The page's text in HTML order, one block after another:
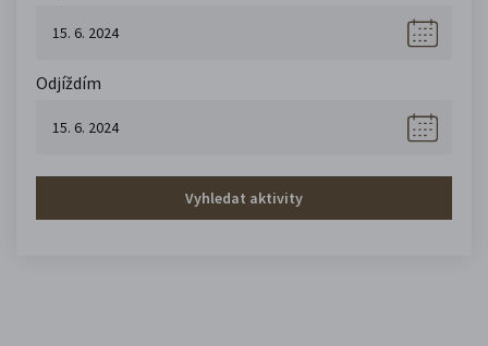
Odjíždím
Vyhledat aktivity